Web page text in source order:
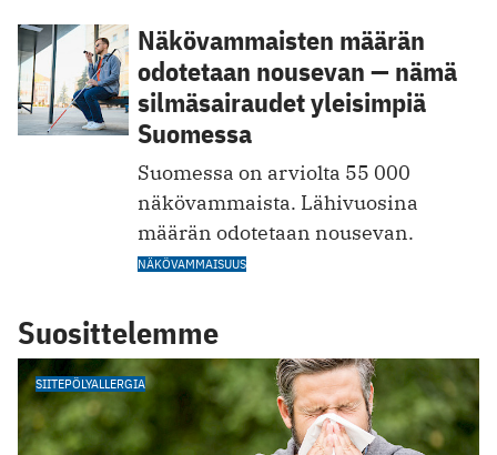
Näkövammaisten määrän
odotetaan nousevan — nämä
silmäsairaudet yleisimpiä
Suomessa
Suomessa on arviolta 55 000
näkövammaista. Lähivuosina
määrän odotetaan nousevan.
NÄKÖVAMMAISUUS
Suosittelemme
SIITEPÖLYALLERGIA